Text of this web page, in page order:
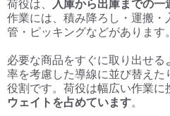
荷役は、 入庫から出庫までの一
作業には、積み降ろし・運搬・
管・ピッキングなどがあります。
必要な商品をすぐに取り出せ
率を考慮した導線に並び替え
役割です。荷役は幅広い作業に
ウェイトを占めています。